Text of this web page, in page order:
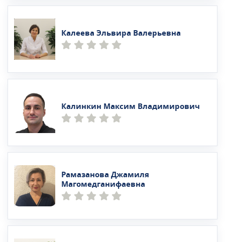
Калеева Эльвира Валерьевна
Калинкин Максим Владимирович
Рамазанова Джамиля
Магомедганифаевна